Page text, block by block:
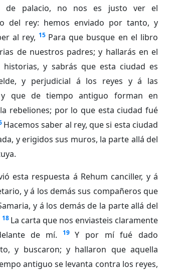
de palacio, no nos es justo ver el
del rey: hemos enviado por tanto, y
al rey, 15 Para que busque en el libro
de nuestros padres; y hallarás en el
y sabrás que esta ciudad es
y perjudicial á los reyes y á las
y que de tiempo antiguo forman en
rebeliones; por lo que esta ciudad fué
Hacemos saber al rey, que si esta ciudad
y erigidos sus muros, la parte allá del
esta respuesta á Rehum canciller, y á
y á los demás sus compañeros que
y á los demás de la parte allá del
18 La carta que nos enviasteis claramente
de mí.
19 Y por mí fué dado
y buscaron; y hallaron que aquella
antiguo se levanta contra los reyes,